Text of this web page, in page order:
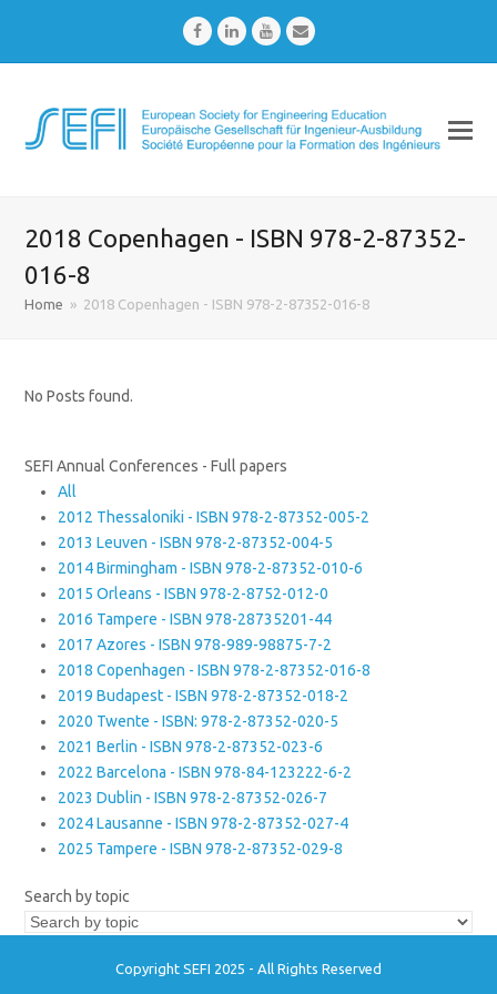
FacebookLinkedInYoutubeEmail
2018 Copenhagen - ISBN 978-2-87352-
016-8
Home » 2018 Copenhagen - ISBN 978-2-87352-016-8
No Posts found.
SEFI Annual Conferences - Full papers
All
2012 Thessaloniki - ISBN 978-2-87352-005-2
2013 Leuven - ISBN 978-2-87352-004-5
2014 Birmingham - ISBN 978-2-87352-010-6
2015 Orleans - ISBN 978-2-8752-012-0
2016 Tampere - ISBN 978-28735201-44
2017 Azores - ISBN 978-989-98875-7-2
2018 Copenhagen - ISBN 978-2-87352-016-8
2019 Budapest - ISBN 978-2-87352-018-2
2020 Twente - ISBN: 978-2-87352-020-5
2021 Berlin - ISBN 978-2-87352-023-6
2022 Barcelona - ISBN 978-84-123222-6-2
2023 Dublin - ISBN 978-2-87352-026-7
2024 Lausanne - ISBN 978-2-87352-027-4
2025 Tampere - ISBN 978-2-87352-029-8
Search by topic
Copyright SEFI 2025 - All Rights Reserved